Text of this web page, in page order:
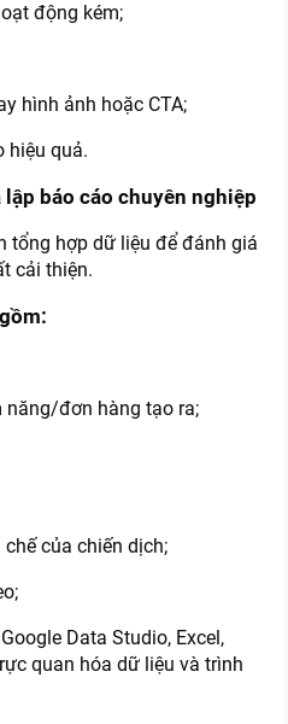
động kém;
hình ảnh hoặc CTA;
hiệu quả.
báo cáo chuyên nghiệp
tổng hợp dữ liệu để đánh giá
cải thiện.
năng/đơn hàng tạo ra;
của chiến dịch;
Data Studio, Excel,
quan hóa dữ liệu và trình